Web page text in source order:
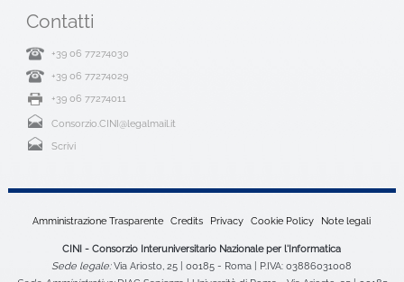
Contatti
+39 06 77274030
+39 06 77274029
+39 06 77274011
Consorzio.CINI@legalmail.it
Scrivi
Amministrazione Trasparente Credits Privacy Cookie Policy Note legali
CINI - Consorzio Interuniversitario Nazionale per l'Informatica
Sede legale:Via Ariosto, 25 | 00185 - Roma | P.IVA: 03886031008